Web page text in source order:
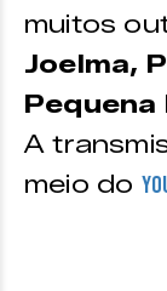
muitos
Joelma,
Pequena
A
meio do